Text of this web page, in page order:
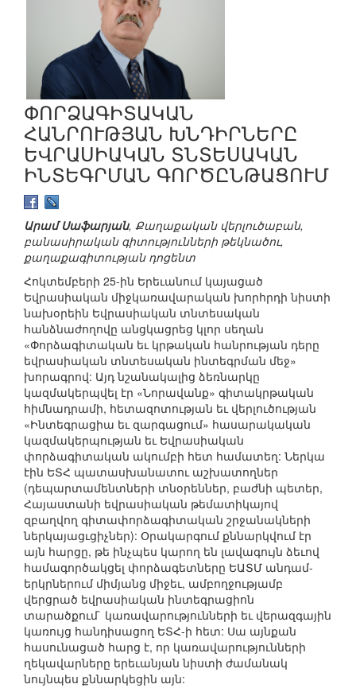
ՓՈՐՁԱԳԻՏԱԿԱՆ
ՀԱՆՐՈՒԹՅԱՆ ԽՆԴԻՐՆԵՐԸ
ԵՎՐԱՍԻԱԿԱՆ ՏՆՏԵՍԱԿԱՆ
ԻՆՏԵԳՐՄԱՆ ԳՈՐԾԸՆԹԱՑՈՒՄ
Արամ Սաֆարյան, Քաղաքական վերլուծաբան,
բանասիրական գիտությունների թեկնածու,
քաղաքագիտության դոցենտ
Հոկտեմբերի 25-ին Երեւանում կայացած
Եվրասիական միջկառավարական խորհրդի նիստի
նախօրեին Եվրասիական տնտեսական
հանձնաժողովը անցկացրեց կլոր սեղան
«Փորձագիտական եւ կրթական հանրության դերը
եվրասիական տնտեսական ինտեգրման մեջ»
խորագրով: Այդ նշանակալից ձեռնարկը
կազմակերպվել էր «Նորավանք» գիտակրթական
հիմնադրամի, հետազոտության եւ վերլուծության
«Ինտեգրացիա եւ զարգացում» հասարակական
կազմակերպության եւ Եվրասիական
փորձագիտական ակումբի հետ համատեղ: Ներկա
էին ԵՏՀ պատասխանատու աշխատողներ
(դեպարտամենտների տնօրեններ, բաժնի պետեր,
Հայաստանի եվրասիական թեմատիկայով
զբաղվող գիտափորձագիտական շրջանակների
ներկայացւցիչներ): Օրակարգում քննարկվում էր
այն հարցը, թե ինչպես կարող են լավագույն ձեւով
համագործակցել փորձագետները ԵԱՏՄ անդամ-
երկրներում միմյանց միջեւ, ամբողջությամբ
վերցրած եվրասիական ինտեգրացիոն
տարածքում` կառավարությունների եւ վերազգային
կառույց հանդիսացող ԵՏՀ-ի հետ: Սա այնքան
հասունացած հարց է, որ կառավարությունների
ղեկավարները երեւանյան նիստի ժամանակ
նույնպես քննարկեցին այն: